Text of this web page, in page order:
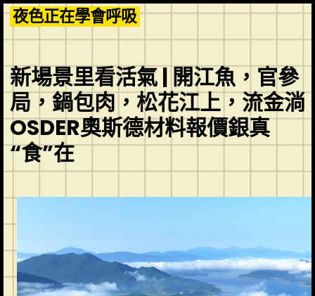
Skip
to
content
夜色正在學會呼吸
新場景里看活氣 | 開江魚，官參
局，鍋包肉，松花江上，流金淌
OSDER奧斯德材料報價銀真
“食”在